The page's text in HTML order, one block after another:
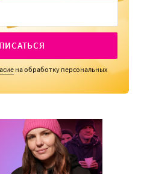
на обработку персональных